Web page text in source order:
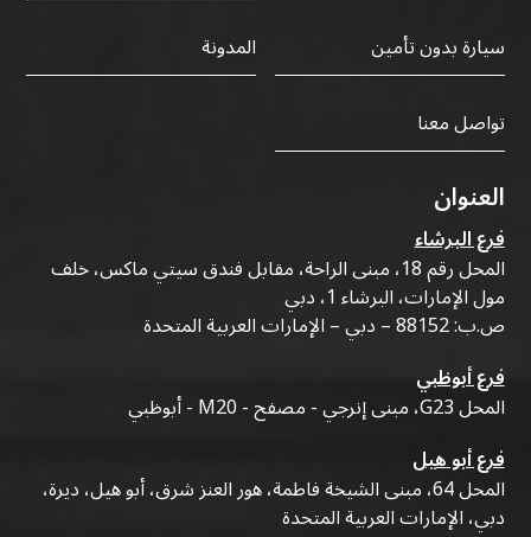
سيارة بدون تأمين
المدونة
تواصل معنا
العنوان
فرع البرشاء
المحل رقم 18، مبنى الراحة، مقابل فندق سيتي ماكس، خلف
مول الإمارات، البرشاء 1، دبي
ص.ب: 88152 – دبي – الإمارات العربية المتحدة
فرع أبوظبي
المحل G23، مبنى إنرجي - مصفح - M20 - أبوظبي
فرع أبو هيل
المحل 64، مبنى الشيخة فاطمة، هور العنز شرق، أبو هيل، ديرة،
دبي، الإمارات العربية المتحدة